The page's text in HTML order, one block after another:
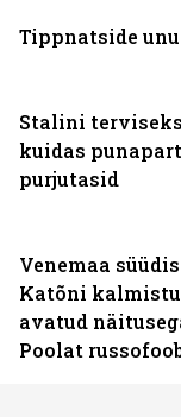
Stalini
kuidas
purjutasid
Venemaa
Katõni kalmistu
avatud
Poolat
Tippnatside